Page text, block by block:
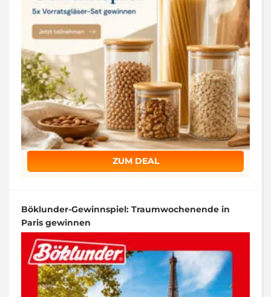
ZUM DEAL
Böklunder-Gewinnspiel: Traumwochenende in
Paris gewinnen